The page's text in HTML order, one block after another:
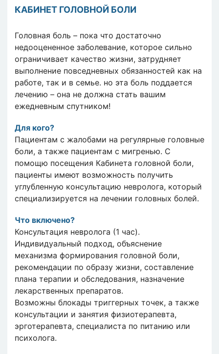
КАБИНЕТ ГОЛОВНОЙ БОЛИ
Головная боль – пока что достаточно
недооцененное заболевание, которое сильно
ограничивает качество жизни, затрудняет
выполнение повседневных обязанностей как на
работе, так и в семье. но эта боль поддается
лечению – она не должна стать вашим
ежедневным спутником!
Для кого?
Пациентам с жалобами на регулярные головные
боли, а также пациентам с мигренью. С
помощю посещения Кабинета головной боли,
пациенты имеют возможность получить
углубленную консультацию невролога, который
специализируется на лечении головных болей.
Что включено?
Консультация невролога (1 час).
Индивидуальный подход, объяснение
механизма формирования головной боли,
рекомендации по образу жизни, составление
плана терапии и обследования, назначение
лекарственных препаратов.
Возможны блокады триггерных точек, а также
консультации и занятия физиотерапевта,
эрготерапевта, специалиста по питанию или
психолога.